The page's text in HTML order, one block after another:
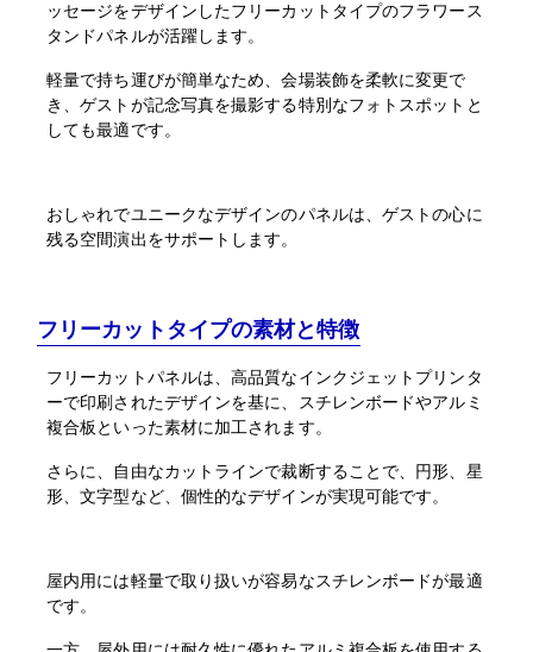
ッセージをデザインしたフリーカットタイプのフラワース
タンドパネルが活躍します。
軽量で持ち運びが簡単なため、会場装飾を柔軟に変更で
き、ゲストが記念写真を撮影する特別なフォトスポットと
しても最適です。
おしゃれでユニークなデザインのパネルは、ゲストの心に
残る空間演出をサポートします。
フリーカットタイプの素材と特徴
フリーカットパネルは、高品質なインクジェットプリンタ
ーで印刷されたデザインを基に、スチレンボードやアルミ
複合板といった素材に加工されます。
さらに、自由なカットラインで裁断することで、円形、星
形、文字型など、個性的なデザインが実現可能です。
屋内用には軽量で取り扱いが容易なスチレンボードが最適
です。